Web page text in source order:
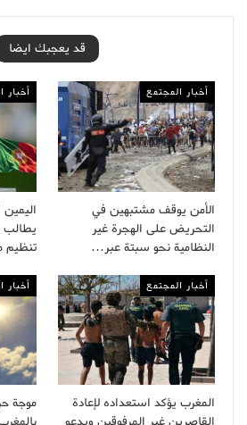
قد يعجبك ايضا
أخبار المجتمع
الأمن يوقف مشتبهين في
التحريض على الهجرة غير
النظامية نحو سبتة عبر…
أخبار
يطالب
تنظيم
أخبار المجتمع
المغرب يؤكد استعداده لإعادة
أخبار
موجة